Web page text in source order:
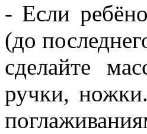
- Если
(до
сделайте
ручки,